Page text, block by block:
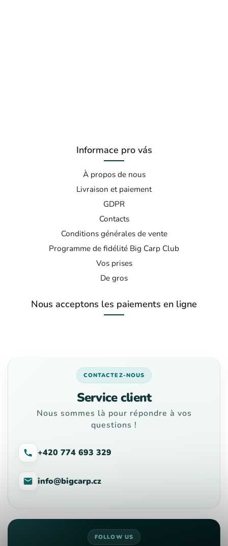
Informace pro vás
À propos de nous
Livraison et paiement
GDPR
Contacts
Conditions générales de vente
Programme de fidélité Big Carp Club
Vos prises
De gros
Nous acceptons les paiements en ligne
CONTACTEZ-NOUS
Service client
Nous sommes là pour répondre à vos
questions !
+420 774 693 329
info@bigcarp.cz
FOLLOW US